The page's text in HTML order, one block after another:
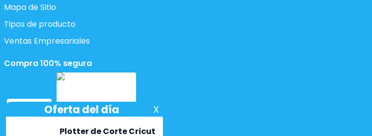
Mapa de Sitio
Tipos de producto
Ventas Empresariales
Compra 100% segura